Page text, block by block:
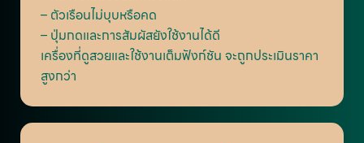
– ตัวเรือนไม่บุบหรือคด
– ปุ่มกดและการสัมผัสยังใช้งานได้ดี
เครื่องที่ดูสวยและใช้งานเต็มฟังก์ชัน จะถูกประเมินราคา
สูงกว่า